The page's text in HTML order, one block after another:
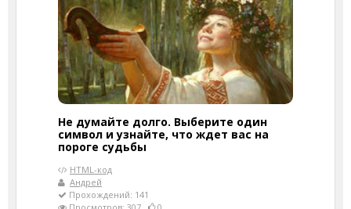
Не думайте долго. Выберите один
символ и узнайте, что ждет вас на
пороге судьбы
HTML-код
Андрей
Прохождений: 141